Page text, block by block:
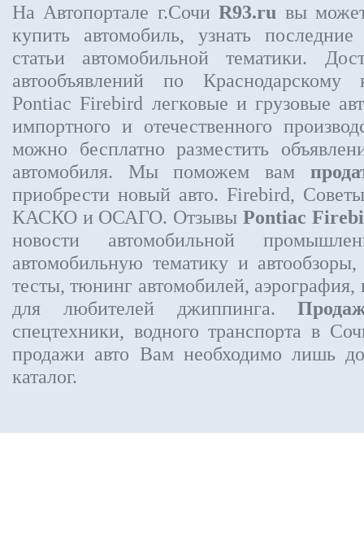
На Автопортале г.СочиR93.ru вы
купить автомобиль, узнать
статьи автомобильной тематики.
автообъявлений по
Pontiac Firebird легковые и грузовые
импортного и отечественного
можно бесплатно разместить
автомобиля. Мы поможем вам
приобрести новый авто. Firebird,
КАСКО и ОСАГО. Отзывы Pontiac
новости автомобильной
автомобильную тематику и
тесты, тюнинг автомобилей,
для любителей джиппинга.
спецтехники, водного транспорта в
продажи авто Вам необходимо лишь
каталог.